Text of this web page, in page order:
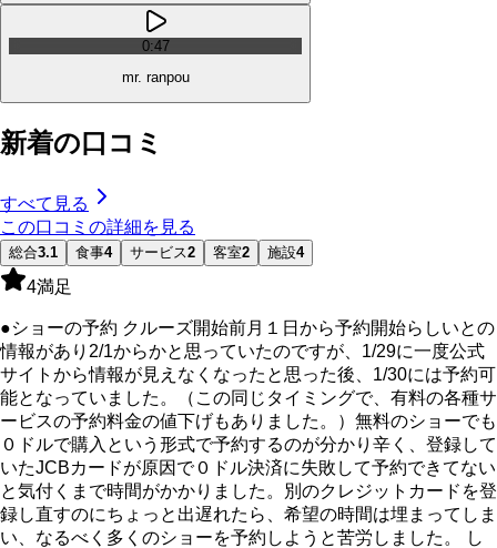
0:47
mr. ranpou
新着の口コミ
すべて見る
この口コミの詳細を見る
総合3.1 食事4 サービス2 客室2 施設4
4満足
●ショーの予約 クルーズ開始前月１日から予約開始らしいとの
情報があり2/1からかと思っていたのですが、1/29に一度公式
サイトから情報が見えなくなったと思った後、1/30には予約可
能となっていました。（この同じタイミングで、有料の各種サ
ービスの予約料金の値下げもありました。）無料のショーでも
０ドルで購入という形式で予約するのが分かり辛く、登録して
いたJCBカードが原因で０ドル決済に失敗して予約できてない
と気付くまで時間がかかりました。別のクレジットカードを登
録し直すのにちょっと出遅れたら、希望の時間は埋まってしま
い、なるべく多くのショーを予約しようと苦労しました。 し